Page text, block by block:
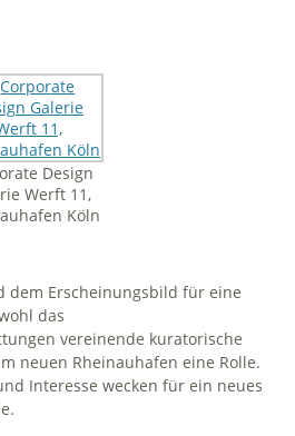
Design
Werft 11,
Köln
dem Erscheinungsbild für eine
das
vereinende kuratorische
neuen Rheinauhafen eine Rolle.
Interesse wecken für ein neues